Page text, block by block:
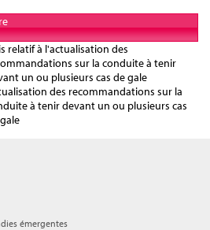
relatif à l'actualisation des
sur la conduite à tenir
un ou plusieurs cas de gale
des recommandations sur la
à tenir devant un ou plusieurs cas
émergentes